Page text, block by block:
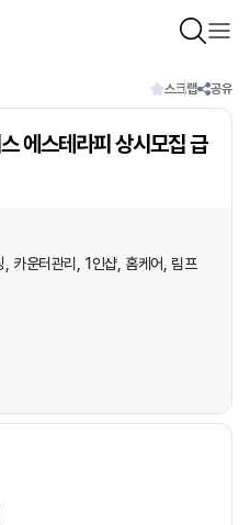
스크랩 공유
에스테라피 상시모집 급
카운터관리 1인샵 홈케어 림프